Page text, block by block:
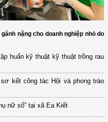
nặng cho doanh nghiệp nhỏ do
huấn kỹ thuật kỹ thuật trồng rau
kết công tác Hội và phong trào
nữ số” tại xã Ea Kiết
vụ Khoa học, công nghệ và
định số 2415/QĐ-TTg ngày